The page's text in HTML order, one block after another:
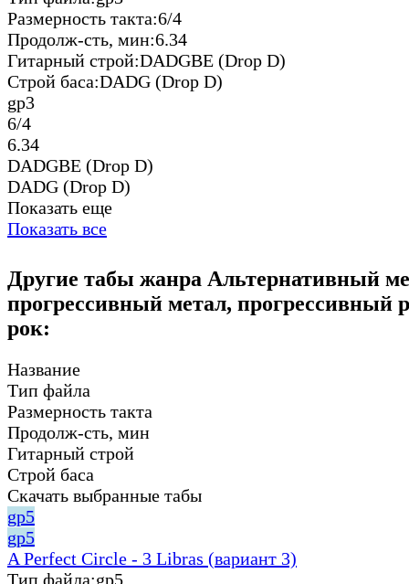
Размерность такта:6/4
Продолж-сть, мин:6.34
Гитарный строй:DADGBE (Drop D)
Строй баса:DADG (Drop D)
gp3
6/4
6.34
DADGBE (Drop D)
DADG (Drop D)
Показать еще
Показать все
Другие табы жанра Альтернативный
прогрессивный метал, прогрессивный
рок:
Название
Тип файла
Размерность такта
Продолж-сть, мин
Гитарный строй
Строй баса
Скачать выбранные табы
gp5
gp5
A Perfect Circle - 3 Libras (вариант 3)
Тип файла:gp5